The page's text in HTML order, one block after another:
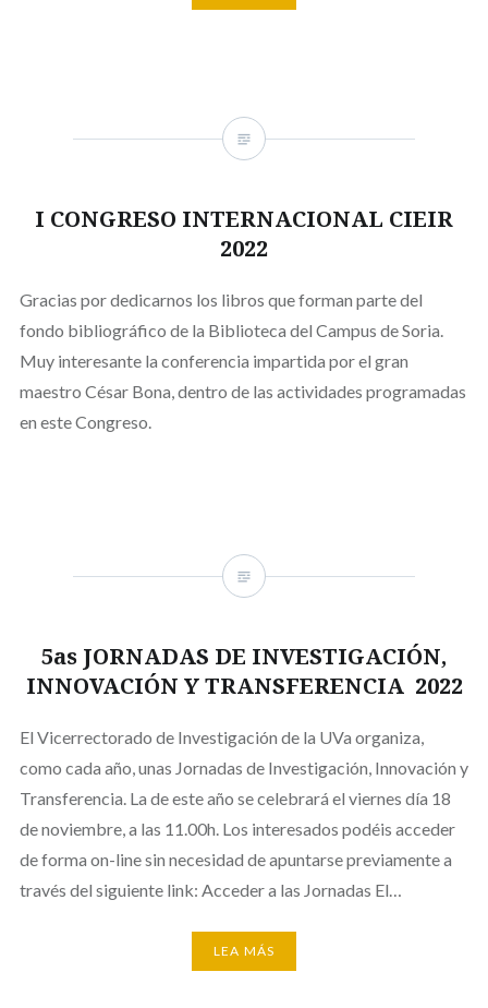
I CONGRESO INTERNACIONAL CIEIR
2022
Gracias por dedicarnos los libros que forman parte del
fondo bibliográfico de la Biblioteca del Campus de Soria.
Muy interesante la conferencia impartida por el gran
maestro César Bona, dentro de las actividades programadas
en este Congreso.
5as JORNADAS DE INVESTIGACIÓN,
INNOVACIÓN Y TRANSFERENCIA 2022
El Vicerrectorado de Investigación de la UVa organiza,
como cada año, unas Jornadas de Investigación, Innovación y
Transferencia. La de este año se celebrará el viernes día 18
de noviembre, a las 11.00h. Los interesados podéis acceder
de forma on-line sin necesidad de apuntarse previamente a
través del siguiente link: Acceder a las Jornadas El…
LEA MÁS